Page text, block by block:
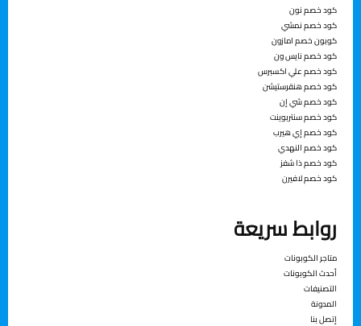
ﻛﻮد ﺧﺼﻢ ﻧﻮن
ﻛﻮد ﺧﺼﻢ ﻧﻤﴚ
ﻛﻮﺑﻮن ﺧﺼﻢ اﻣﺎزون
ﻛﻮد ﺧﺼﻢ ﻧﺎﻳﺲ ون
ﻛﻮد ﺧﺼﻢ ﻋﲇ اﻛﺴﱪس
كود خصم هنقرستيشن
كود خصم شي إن
كود خصم سنتربوينت
كود خصم إي هيرب
كود خصم النهدي
كود خصم ذا شفز
كود خصم لافيرن
روابط سريعة
متاجر الكوبونات
أحدث الكوبونات
التصنيفات
المدونة
إتصل بنا